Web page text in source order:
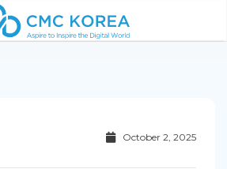
after the opening tag:
October 2, 2025